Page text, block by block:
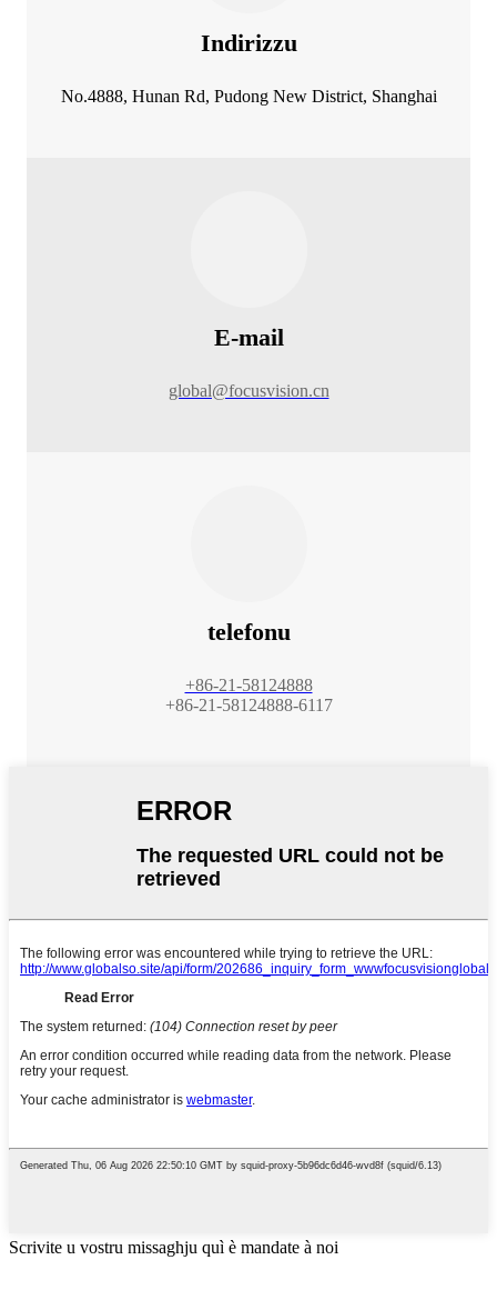
Indirizzu
No.4888, Hunan Rd, Pudong New District, Shanghai
E-mail
global@focusvision.cn
telefonu
+86-21-58124888
+86-21-58124888-6117
Scrivite u vostru missaghju quì è mandate à noi